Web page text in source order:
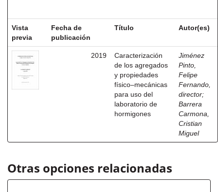
Vista
previa
Fecha de
publicación
Título Autor(es)
2019
Caracterización
de los agregados
y propiedades
físico–mecánicas
para uso del
laboratorio de
hormigones
Jiménez
Pinto,
Felipe
Fernando,
director;
Barrera
Carmona,
Cristian
Miguel
Otras opciones relacionadas